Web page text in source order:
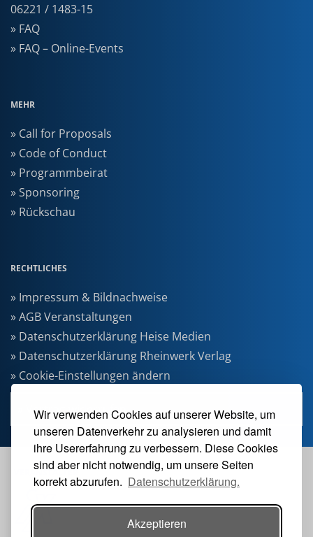
Wir verwenden Cookies auf unserer Website, um
unseren Datenverkehr zu analysieren und damit
ihre Usererfahrung zu verbessern. Diese Cookies
sind aber nicht notwendig, um unsere Seiten
korrekt abzurufen. Datenschutzerklärung.
Akzeptieren
06221 / 1483-15
» FAQ
» FAQ – Online-Events
MEHR
» Call for Proposals
» Code of Conduct
» Programmbeirat
» Sponsoring
» Rückschau
RECHTLICHES
» Impressum & Bildnachweise
» AGB Veranstaltungen
» Datenschutzerklärung Heise Medien
» Datenschutzerklärung Rheinwerk Verlag
» Cookie-Einstellungen ändern
» Vertrag widerrufen
VERANSTALTER